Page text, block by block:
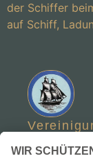
der Schiffer
auf Schiff,